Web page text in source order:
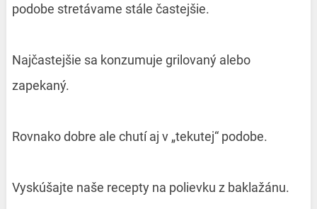
podobe stretávame stále častejšie.
Najčastejšie sa konzumuje grilovaný alebo
zapekaný.
Rovnako dobre ale chutí aj v „tekutej“ podobe.
Vyskúšajte naše recepty na polievku z baklažánu.